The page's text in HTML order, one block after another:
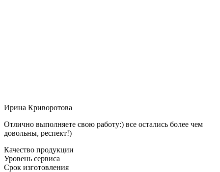
Ирина Криворотова
Отлично выполняете свою работу:) все остались более чем
довольны, респект!)
Качество продукции
Уровень сервиса
Срок изготовления